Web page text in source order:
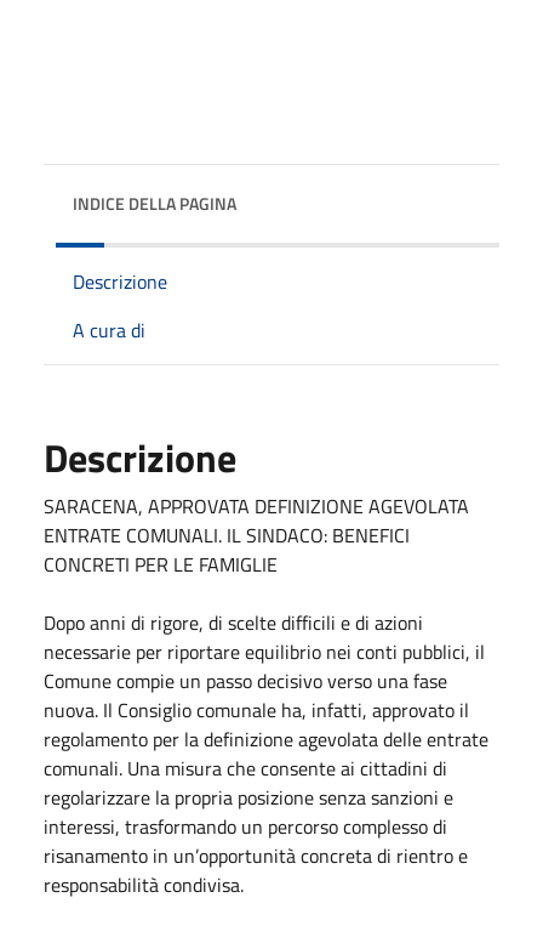
INDICE DELLA PAGINA
Descrizione
A cura di
Descrizione
SARACENA, APPROVATA DEFINIZIONE AGEVOLATA
ENTRATE COMUNALI. IL SINDACO: BENEFICI
CONCRETI PER LE FAMIGLIE
Dopo anni di rigore, di scelte difficili e di azioni
necessarie per riportare equilibrio nei conti pubblici, il
Comune compie un passo decisivo verso una fase
nuova. Il Consiglio comunale ha, infatti, approvato il
regolamento per la definizione agevolata delle entrate
comunali. Una misura che consente ai cittadini di
regolarizzare la propria posizione senza sanzioni e
interessi, trasformando un percorso complesso di
risanamento in un’opportunità concreta di rientro e
responsabilità condivisa.